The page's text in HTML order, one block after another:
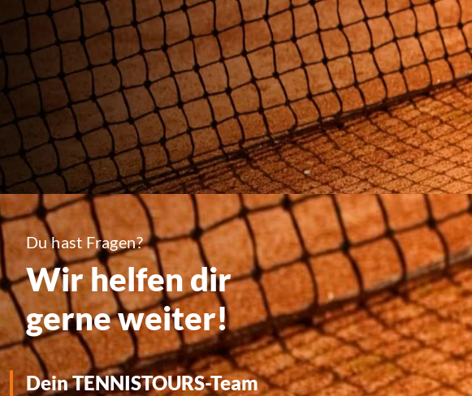
Du hast Fragen?
Wir helfen dir
gerne weiter!
Dein TENNISTOURS-Team